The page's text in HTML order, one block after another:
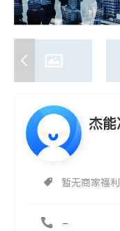
暂无商家福利
-